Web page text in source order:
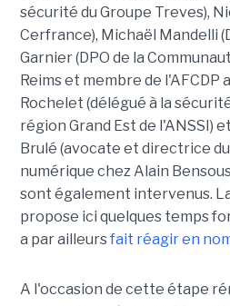
sécurité du Groupe Treves),
Cerfrance), Michaël Mandelli
Garnier (DPO de la
Reims et membre de l'AFCDP
Rochelet (délégué à la
région Grand Est de l'ANSSI)
Brulé (avocate et directrice
numérique chez Alain
sont également intervenus.
propose ici quelques temps
a par ailleursfait réagir en
A l'occasion de cette étape